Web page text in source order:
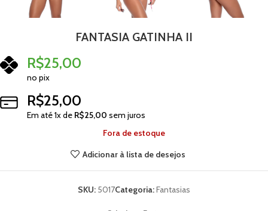
FANTASIA GATINHA II
R$25,00
no pix
R$25,00
Em até1x de R$25,00 sem juros
Fora de estoque
Adicionar à lista de desejos
SKU: 5017Categoria:Fantasias